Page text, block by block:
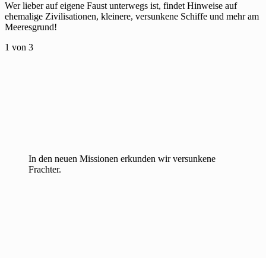
Wer lieber auf eigene Faust unterwegs ist, findet Hinweise auf
ehemalige Zivilisationen, kleinere, versunkene Schiffe und mehr am
Meeresgrund!
1 von 3
In den neuen Missionen erkunden wir versunkene
Frachter.